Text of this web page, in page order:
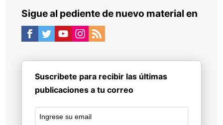
Sigue al pediente de nuevo material en
Suscribete para recibir las últimas
publicaciones a tu correo